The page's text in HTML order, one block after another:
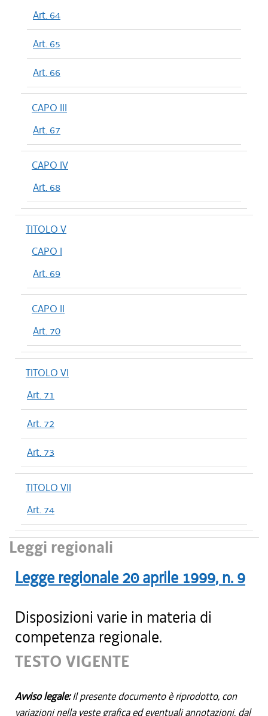
Art. 64
Art. 65
Art. 66
CAPO III
Art. 67
CAPO IV
Art. 68
TITOLO V
CAPO I
Art. 69
CAPO II
Art. 70
TITOLO VI
Art. 71
Art. 72
Art. 73
TITOLO VII
Art. 74
Leggi regionali
Legge regionale 20 aprile 1999, n. 9
Disposizioni varie in materia di
competenza regionale.
TESTO VIGENTE
Avviso legale:Il presente documento è riprodotto, con
variazioni nella veste grafica ed eventuali annotazioni, dal